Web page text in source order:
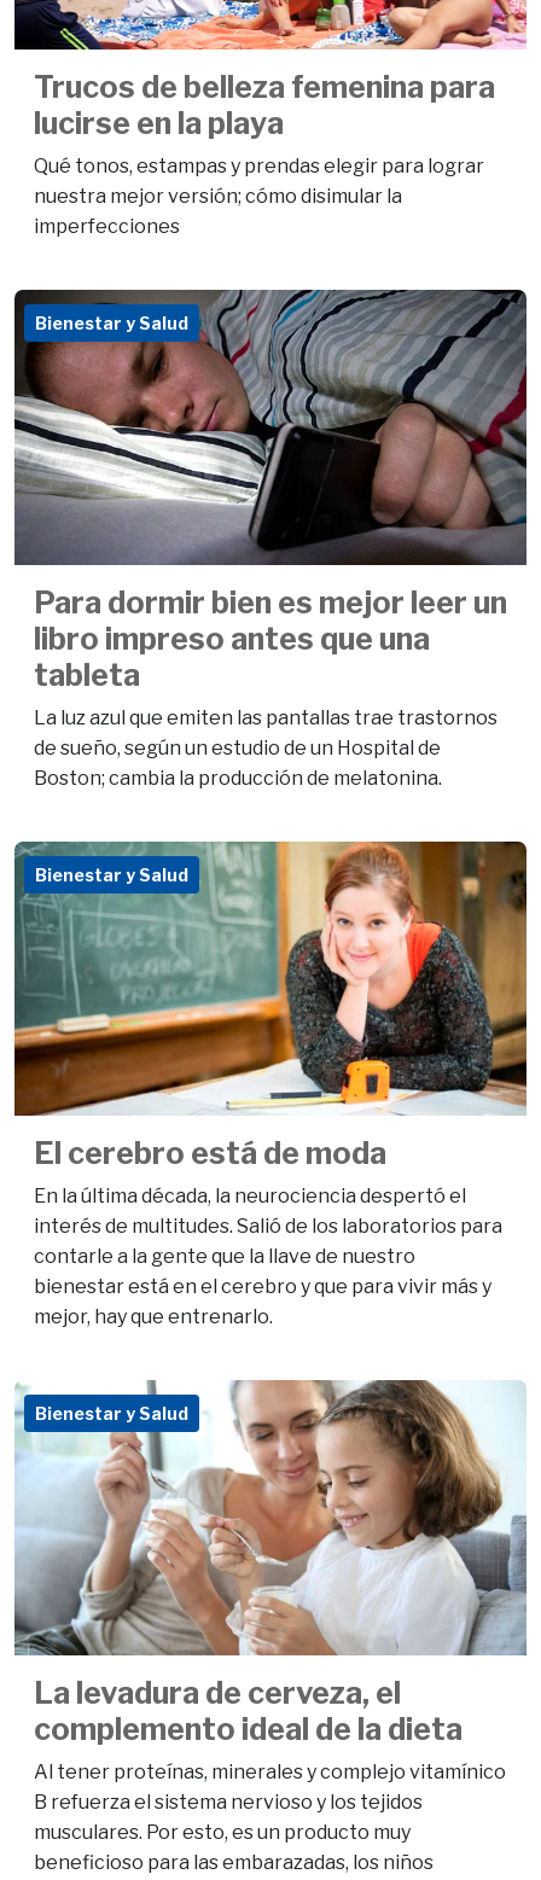
Trucos de belleza femenina para
lucirse en la playa
Qué tonos, estampas y prendas elegir para lograr
nuestra mejor versión; cómo disimular la
imperfecciones
Bienestar y Salud
Para dormir bien es mejor leer un
libro impreso antes que una
tableta
La luz azul que emiten las pantallas trae trastornos
de sueño, según un estudio de un Hospital de
Boston; cambia la producción de melatonina.
Bienestar y Salud
El cerebro está de moda
En la última década, la neurociencia despertó el
interés de multitudes. Salió de los laboratorios para
contarle a la gente que la llave de nuestro
bienestar está en el cerebro y que para vivir más y
mejor, hay que entrenarlo.
Bienestar y Salud
La levadura de cerveza, el
complemento ideal de la dieta
Al tener proteínas, minerales y complejo vitamínico
B refuerza el sistema nervioso y los tejidos
musculares. Por esto, es un producto muy
beneficioso para las embarazadas, los niños